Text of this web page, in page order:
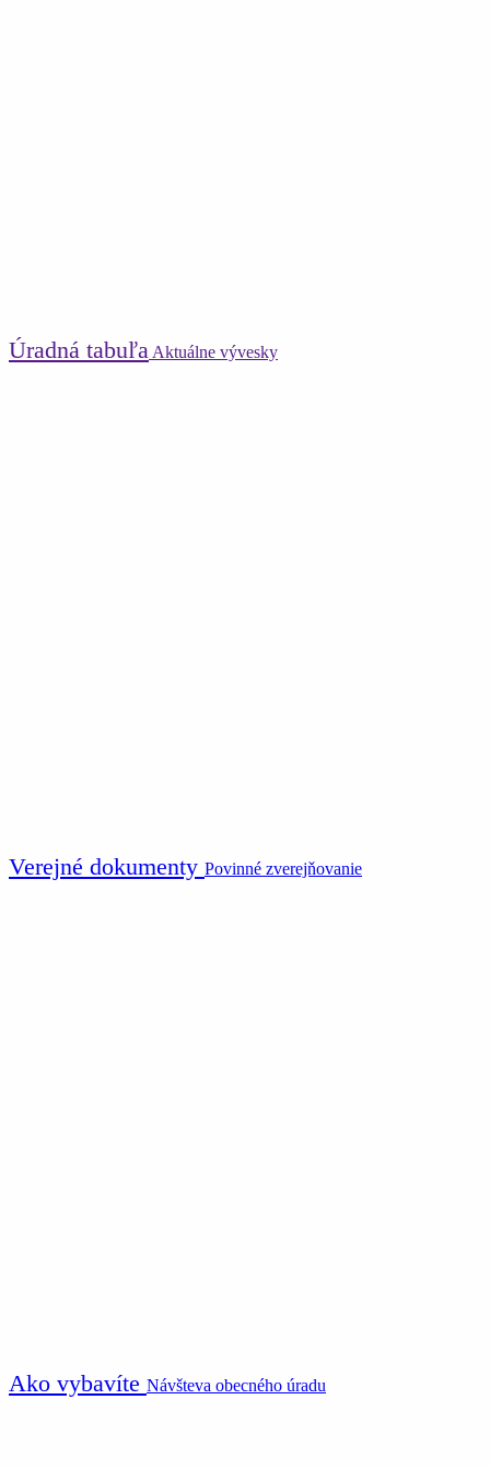
Úradná tabuľa Aktuálne vývesky
Verejné dokumenty Povinné zverejňovanie
Ako vybavíte Návšteva obecného úradu